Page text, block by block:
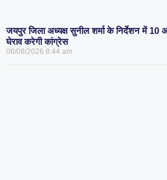
जयपुर जिला अध्यक्ष सुनील शर्मा के निर्देशन में
घेराव करेगी कांग्रेस
08/08/2026 8:44 am